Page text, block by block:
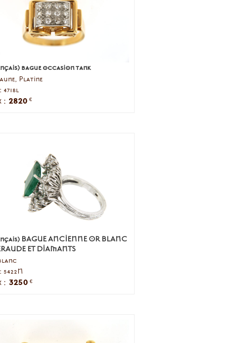
bague occasion tank
Platine
: 2820 €
BAGUE ANCIENNE OR BLANC
ET DIAMANTS
5422N
: 3250 €